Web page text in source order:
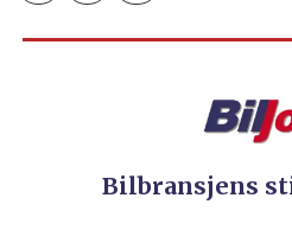
Bilbransjens